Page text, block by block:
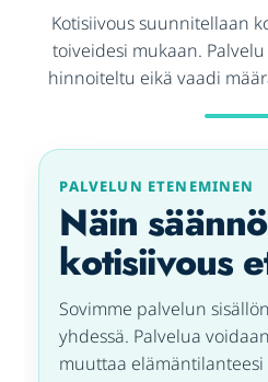
Kotisiivous suunnitellaan
toiveidesi mukaan.
hinnoiteltu eikä vaadi
PALVELUN ETENEMINEN
Näin
kotisiivous
Sovimme palvelun
yhdessä. Palvelua
muuttaa elämäntilanteesi